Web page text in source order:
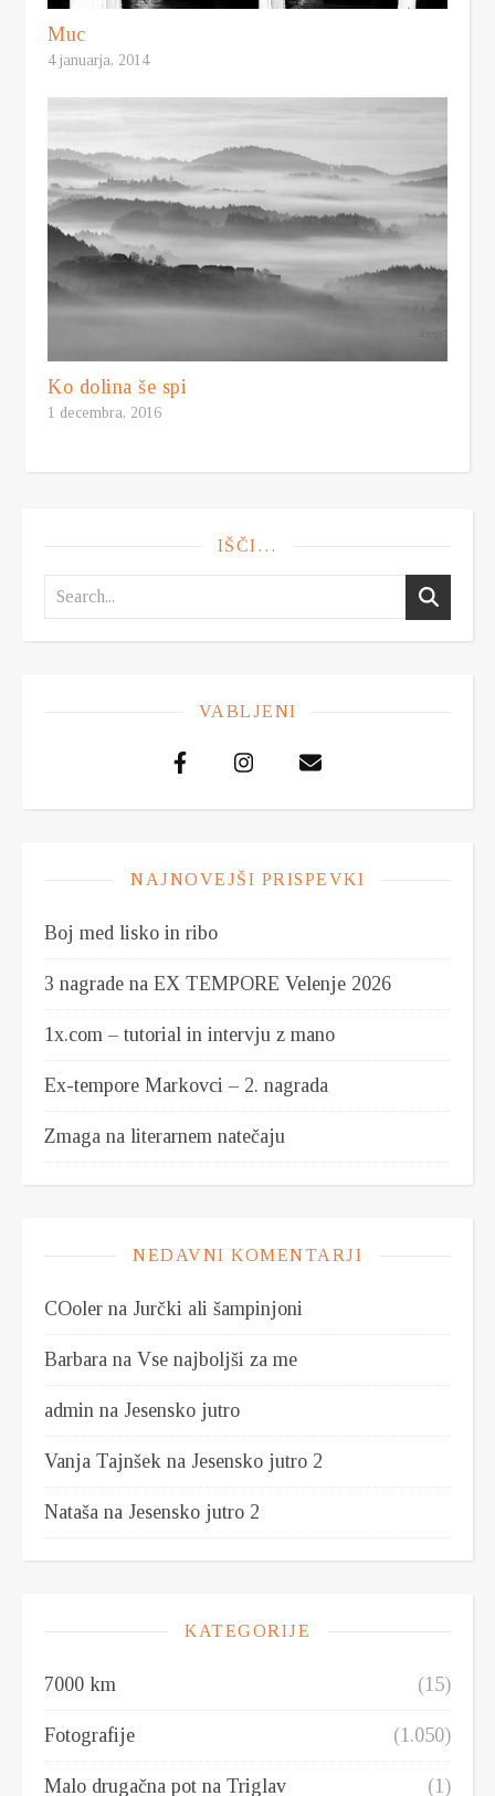
Muc
4 januarja, 2014
Ko dolina še spi
1 decembra, 2016
IŠČI…
VABLJENI
NAJNOVEJŠI PRISPEVKI
Boj med lisko in ribo
3 nagrade na EX TEMPORE Velenje 2026
1x.com – tutorial in intervju z mano
Ex-tempore Markovci – 2. nagrada
Zmaga na literarnem natečaju
NEDAVNI KOMENTARJI
COoler na Jurčki ali šampinjoni
Barbara na Vse najboljši za me
admin na Jesensko jutro
Vanja Tajnšek na Jesensko jutro 2
Nataša na Jesensko jutro 2
KATEGORIJE
7000 km (15)
Fotografije (1.050)
Malo drugačna pot na Triglav (1)